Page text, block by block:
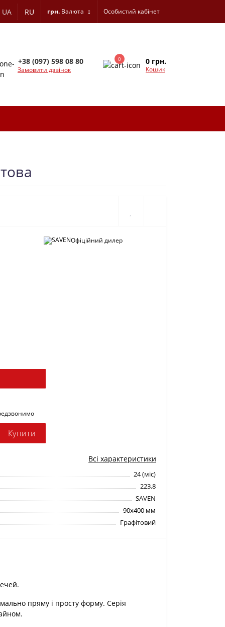
UA RU грн. Валюта Особистий кабінет
+38 (097) 598 08 80
Замовити дзвінок
0 0 грн.
Кошик
Офіційний дилер
Всі характеристики
24 (міс)
223.8
SAVEN
90х400 мм
Графітовий
Купити
пряму і просту форму. Серія